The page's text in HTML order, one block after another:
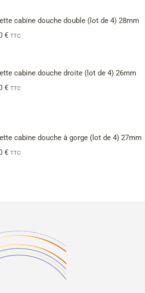
cabine douche double (lot de 4) 28mm
€ TTC
cabine douche droite (lot de 4) 26mm
€ TTC
cabine douche à gorge (lot de 4) 27mm
€ TTC